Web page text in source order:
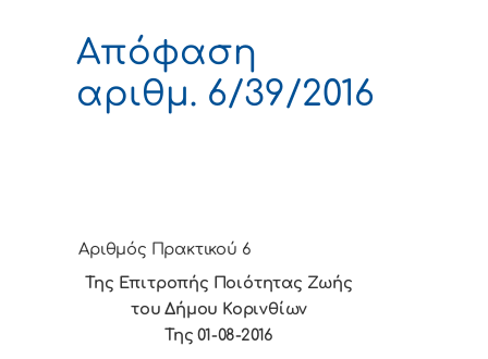
Απόφαση
αριθμ. 6/39/2016
Αριθμός Πρακτικού 6
Της Επιτροπής Ποιότητας Ζωής
του Δήμου Κορινθίων
Της 01-08-2016